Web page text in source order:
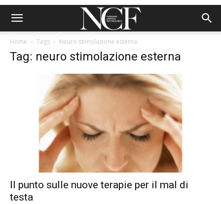
Home Tags Neuro stimolazione esterna
Tag: neuro stimolazione esterna
Il punto sulle nuove terapie per il mal di
testa